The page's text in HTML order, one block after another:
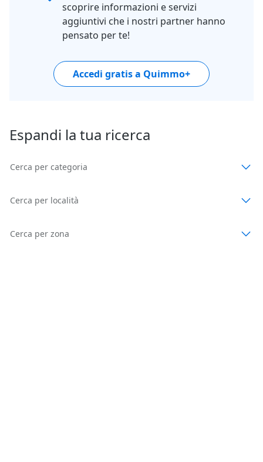
scoprire informazioni e servizi
aggiuntivi che i nostri partner hanno
pensato per te!
Accedi gratis a Quimmo+
Espandi la tua ricerca
Cerca per categoria
Cerca per località
Cerca per zona